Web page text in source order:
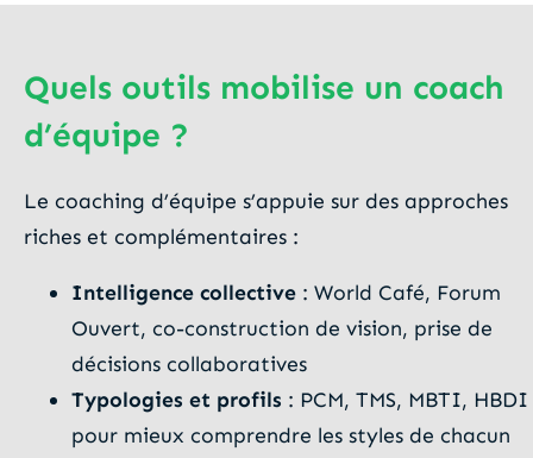
Quels outils mobilise un coach
d’équipe ?
Le coaching d’équipe s’appuie sur des approches
riches et complémentaires :
Intelligence collective : World Café, Forum
Ouvert, co-construction de vision, prise de
décisions collaboratives
Typologies et profils : PCM, TMS, MBTI, HBDI
pour mieux comprendre les styles de chacun